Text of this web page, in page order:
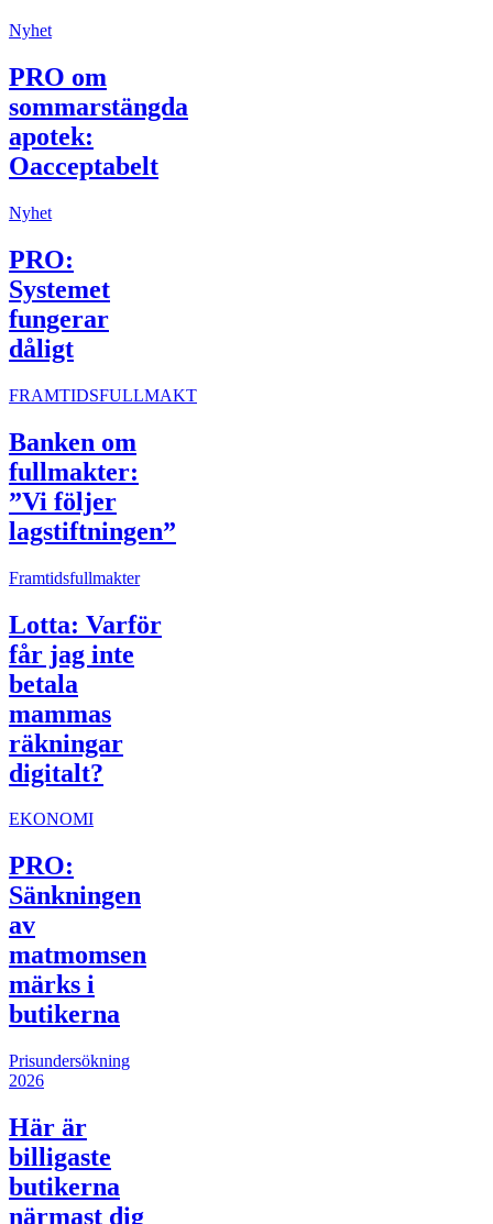
Nyhet
PRO om
sommarstängda
apotek:
Oacceptabelt
Nyhet
PRO:
Systemet
fungerar
dåligt
FRAMTIDSFULLMAKT
Banken om
fullmakter:
”Vi följer
lagstiftningen”
Framtidsfullmakter
Lotta: Varför
får jag inte
betala
mammas
räkningar
digitalt?
EKONOMI
PRO:
Sänkningen
av
matmomsen
märks i
butikerna
Prisundersökning
2026
Här är
billigaste
butikerna
närmast dig